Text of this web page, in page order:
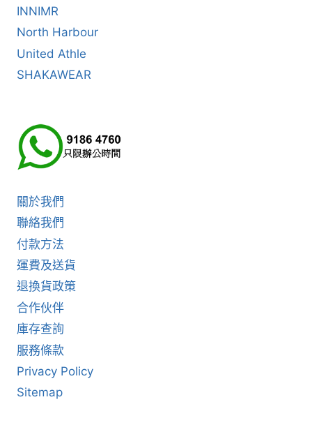
INNIMR
North Harbour
United Athle
SHAKAWEAR
關於我們
聯絡我們
付款方法
運費及送貨
退換貨政策
合作伙伴
庫存查詢
服務條款
Privacy Policy
Sitemap